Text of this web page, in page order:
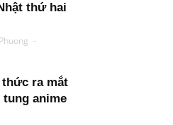
thứ hai
-
thức ra mắt
tung anime